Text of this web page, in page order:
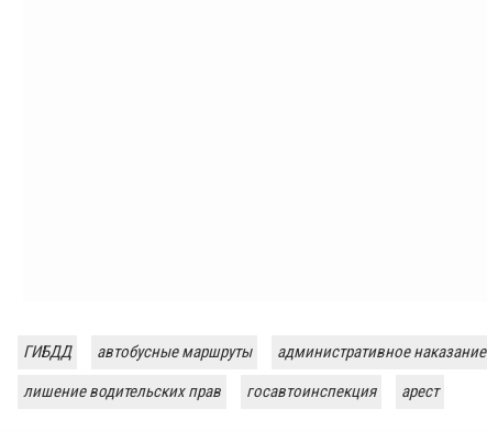
ГИБДД автобусные маршруты
административное наказание
лишение водительских прав
госавтоинспекция арест